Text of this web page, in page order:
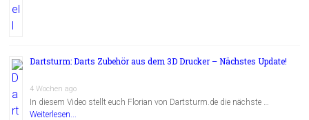
Dartsturm: Darts Zubehör aus dem 3D Drucker – Nächstes Update!
4 Wochen ago
In diesem Video stellt euch Florian von Dartsturm.de die nächste …
Weiterlesen...